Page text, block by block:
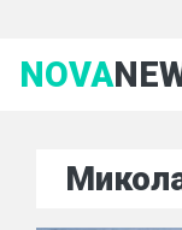
NOVA